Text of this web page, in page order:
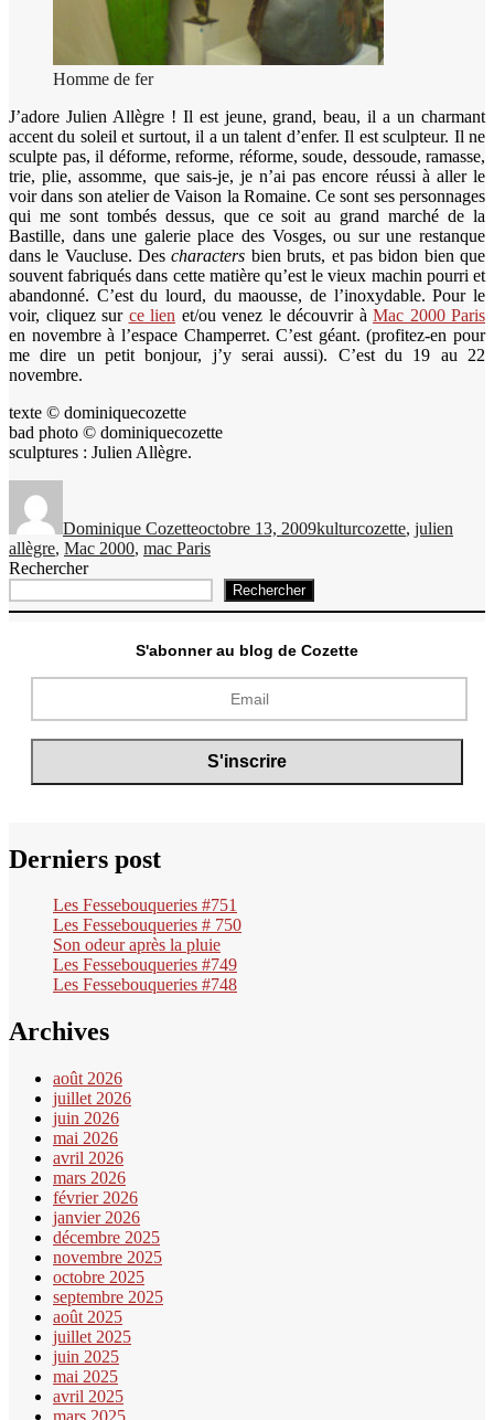
Homme de fer
J’adore Julien Allègre ! Il est jeune, grand, beau, il a un charmant
accent du soleil et surtout, il a un talent d’enfer. Il est sculpteur. Il ne
sculpte pas, il déforme, reforme, réforme, soude, dessoude, ramasse,
trie, plie, assomme, que sais-je, je n’ai pas encore réussi à aller le
voir dans son atelier de Vaison la Romaine. Ce sont ses personnages
qui me sont tombés dessus, que ce soit au grand marché de la
Bastille, dans une galerie place des Vosges, ou sur une restanque
dans le Vaucluse. Descharacters bien bruts, et pas bidon bien que
souvent fabriqués dans cette matière qu’est le vieux machin pourri et
abandonné. C’est du lourd, du maousse, de l’inoxydable. Pour le
voir, cliquez sur ce lien et/ou venez le découvrir à Mac 2000 Paris
en novembre à l’espace Champerret. C’est géant. (profitez-en pour
me dire un petit bonjour, j’y serai aussi). C’est du 19 au 22
novembre.
texte © dominiquecozette
bad photo © dominiquecozette
sculptures : Julien Allègre.
Dominique Cozetteoctobre 13, 2009kulturcozette, julien
allègre, Mac 2000, mac Paris
Rechercher
Rechercher
S'abonner au blog de Cozette
Derniers post
Les Fessebouqueries #751
Les Fessebouqueries # 750
Son odeur après la pluie
Les Fessebouqueries #749
Les Fessebouqueries #748
Archives
août 2026
juillet 2026
juin 2026
mai 2026
avril 2026
mars 2026
février 2026
janvier 2026
décembre 2025
novembre 2025
octobre 2025
septembre 2025
août 2025
juillet 2025
juin 2025
mai 2025
avril 2025